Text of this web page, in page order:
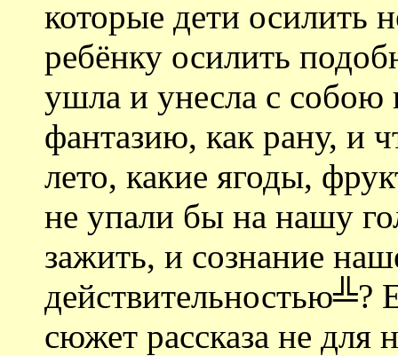
которые дети осилить
ребёнку осилить
ушла и унесла с собою
фантазию, как рану, и
лето, какие ягоды,
не упали бы на нашу
зажить, и сознание
действительностью╩?
сюжет рассказа не для